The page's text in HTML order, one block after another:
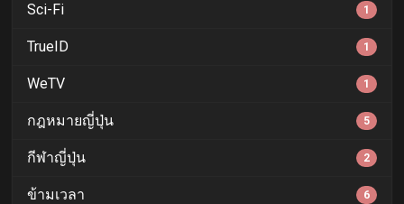
Sci-Fi 1
TrueID 1
WeTV 1
กฎหมายญี่ปุ่น 5
กีฬาญี่ปุ่น 2
ข้ามเวลา 6